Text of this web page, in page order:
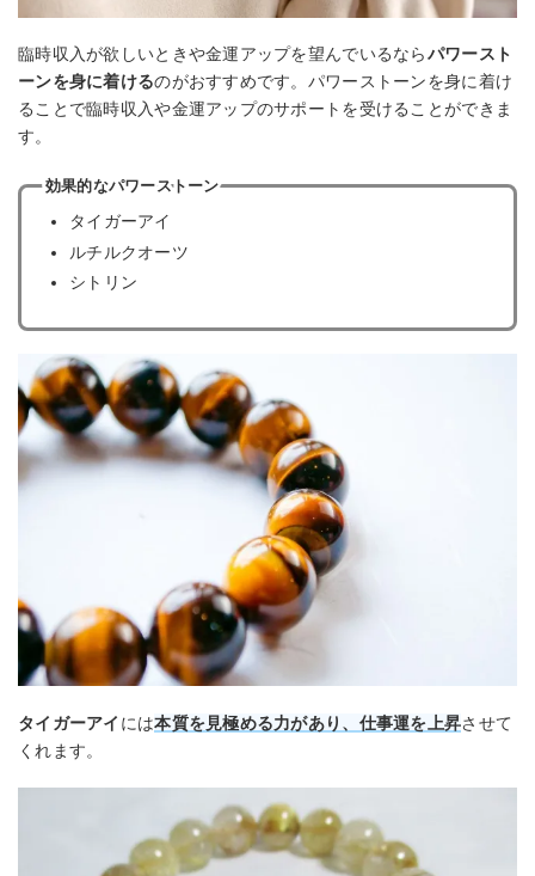
臨時収入が欲しいときや金運アップを望んでいるならパワースト
ーンを身に着けるのがおすすめです。パワーストーンを身に着け
ることで臨時収入や金運アップのサポートを受けることができま
す。
効果的なパワーストーン
タイガーアイ
ルチルクオーツ
シトリン
タイガーアイ には本質を見極める力があり、仕事運を上昇させて
くれます。